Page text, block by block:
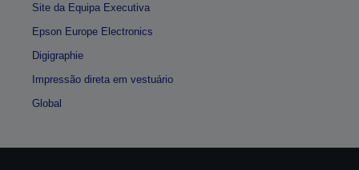
Site da Equipa Executiva
Epson Europe Electronics
Digigraphie
Impressão direta em vestuário
Global